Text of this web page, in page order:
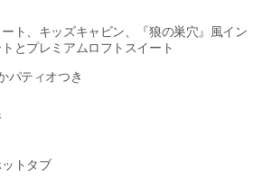
ト、キッズキャビン、『狼の巣穴』風イン
とプレミアムロフトスイート
パティオつき
トタブ